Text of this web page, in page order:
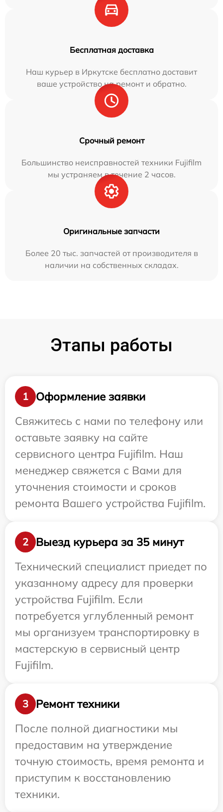
Бесплатная доставка
Наш курьер в Иркутске бесплатно доставит
ваше устройство на ремонт и обратно.
Срочный ремонт
Большинство неисправностей техники Fujifilm
мы устраняем в течение 2 часов.
Оригинальные запчасти
Более 20 тыс. запчастей от производителя в
наличии на собственных складах.
Этапы работы
1
Оформление заявки
Свяжитесь с нами по телефону или
оставьте заявку на сайте
сервисного центра Fujifilm. Наш
менеджер свяжется с Вами для
уточнения стоимости и сроков
ремонта Вашего устройства Fujifilm.
2
Выезд курьера за 35 минут
Технический специалист приедет по
указанному адресу для проверки
устройства Fujifilm. Если
потребуется углубленный ремонт
мы организуем транспортировку в
мастерскую в сервисный центр
Fujifilm.
3
Ремонт техники
После полной диагностики мы
предоставим на утверждение
точную стоимость, время ремонта и
приступим к восстановлению
техники.